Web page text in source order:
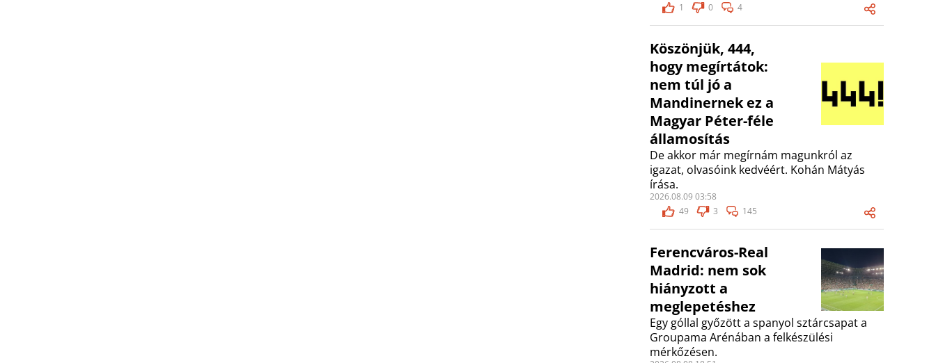
1
0 4
Köszönjük, 444,
hogy megírtátok:
nem túl jó a
Mandinernek ez a
Magyar Péter-féle
államosítás
De akkor már megírnám magunkról az
igazat, olvasóink kedvéért. Kohán Mátyás
írása.
2026.08.09 03:58
49
3 145
Ferencváros-Real
Madrid: nem sok
hiányzott a
meglepetéshez
Egy góllal győzött a spanyol sztárcsapat a
Groupama Arénában a felkészülési
mérkőzésen.